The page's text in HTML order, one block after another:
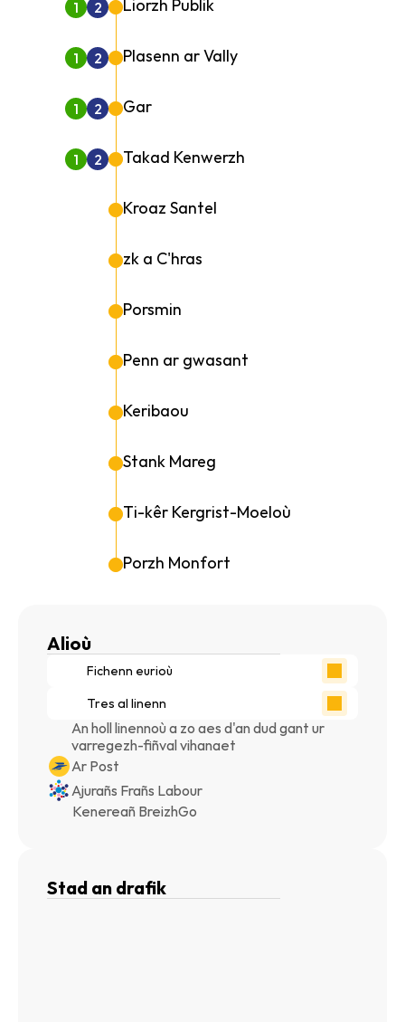
1 2
1 2
1 2
1 2
Liorzh Publik
Plasenn ar Vally
Gar
Takad Kenwerzh
Kroaz Santel
zk a C'hras
Porsmin
Penn ar gwasant
Keribaou
Stank Mareg
Ti-kêr Kergrist-Moeloù
Porzh Monfort
Alioù
Fichenn eurioù
Tres al linenn
An holl linennoù a zo aes d'an dud gant ur
varregezh-fiñval vihanaet
Ar Post
Ajurañs Frañs Labour
Kenereañ BreizhGo
Stad an drafik